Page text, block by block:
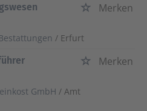
Merken
/ Erfurt
Merken
GmbH / Amt